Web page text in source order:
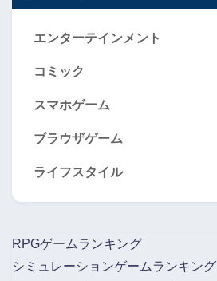
エンターテインメント
コミック
スマホゲーム
ブラウザゲーム
ライフスタイル
RPGゲームランキング
シミュレーションゲームランキング